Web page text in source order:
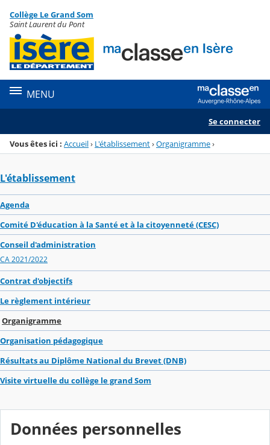
Menu de la rubrique
Contenu
Collège Le Grand Som
Saint Laurent du Pont
MENU
Se connecter
Vous êtes ici : Accueil› L'établissement›Organigramme›
L'établissement
Agenda
Comité D'éducation à la Santé et à la citoyenneté (CESC)
Conseil d'administration
CA 2021/2022
Contrat d'objectifs
Le règlement intérieur
Organigramme
Organisation pédagogique
Résultats au Diplôme National du Brevet (DNB)
Visite virtuelle du collège le grand Som
Données personnelles